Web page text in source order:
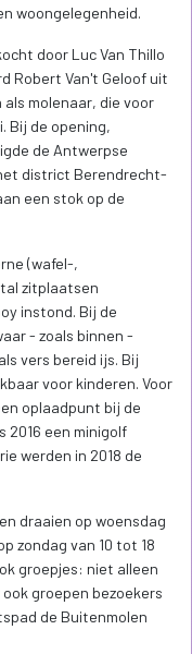
woongelegenheid.
door Luc Van Thillo
Robert Van't Geloof uit
molenaar, die voor
Bij de opening,
de Antwerpse
district Berendrecht-
een stok op de
(wafel-,
zitplaatsen
instond. Bij de
- zoals binnen -
vers bereid ijs. Bij
voor kinderen. Voor
oplaadpunt bij de
2016 een minigolf
werden in 2018 de
draaien op woensdag
zondag van 10 tot 18
groepjes: niet alleen
groepen bezoekers
de Buitenmolen